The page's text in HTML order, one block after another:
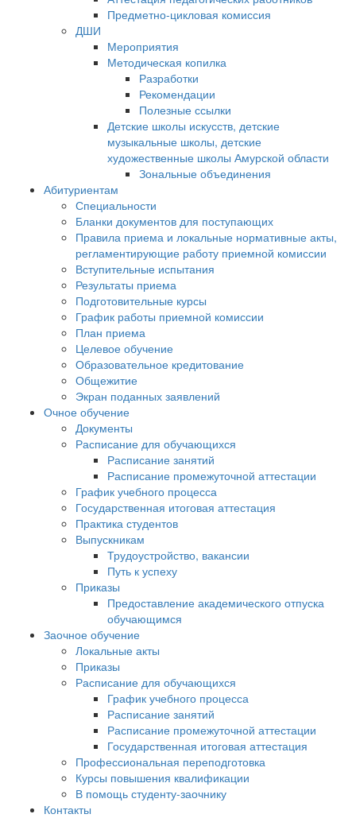
Предметно-цикловая комиссия
ДШИ
Мероприятия
Методическая копилка
Разработки
Рекомендации
Полезные ссылки
Детские школы искусств, детские
музыкальные школы, детские
художественные школы Амурской области
Зональные объединения
Абитуриентам
Специальности
Бланки документов для поступающих
Правила приема и локальные нормативные акты,
регламентирующие работу приемной комиссии
Вступительные испытания
Результаты приема
Подготовительные курсы
График работы приемной комиссии
План приема
Целевое обучение
Образовательное кредитование
Общежитие
Экран поданных заявлений
Очное обучение
Документы
Расписание для обучающихся
Расписание занятий
Расписание промежуточной аттестации
График учебного процесса
Государственная итоговая аттестация
Практика студентов
Выпускникам
Трудоустройство, вакансии
Путь к успеху
Приказы
Предоставление академического отпуска
обучающимся
Заочное обучение
Локальные акты
Приказы
Расписание для обучающихся
График учебного процесса
Расписание занятий
Расписание промежуточной аттестации
Государственная итоговая аттестация
Профессиональная переподготовка
Курсы повышения квалификации
В помощь студенту-заочнику
Контакты